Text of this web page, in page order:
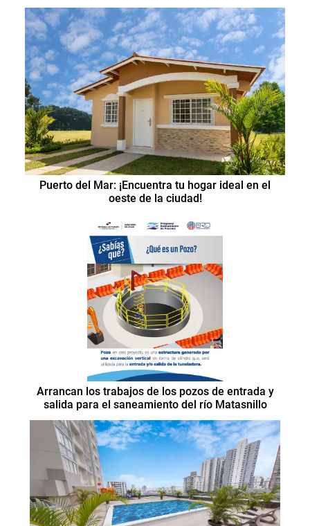
Puerto del Mar: ¡Encuentra tu hogar ideal en el
oeste de la ciudad!
Arrancan los trabajos de los pozos de entrada y
salida para el saneamiento del río Matasnillo